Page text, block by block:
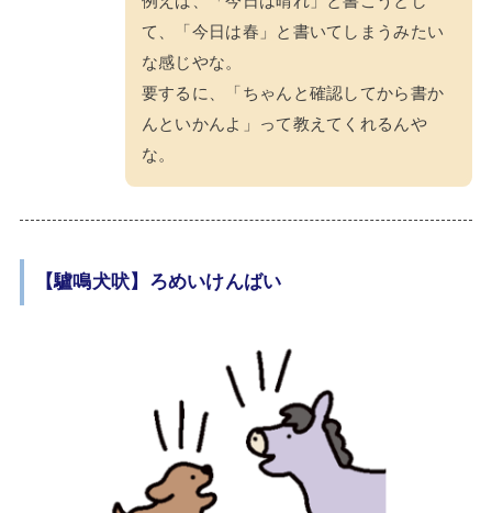
て、「今日は春」と書いてしまうみたい
な感じやな。
要するに、「ちゃんと確認してから書か
んといかんよ」って教えてくれるんや
な。
【驢鳴犬吠】ろめいけんばい